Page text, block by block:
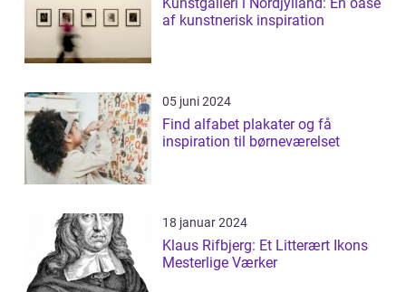
af kunstnerisk inspiration
05 juni 2024
Find alfabet plakater og få
inspiration til børneværelset
18 januar 2024
Klaus Rifbjerg: Et Litterært Ikons
Mesterlige Værker